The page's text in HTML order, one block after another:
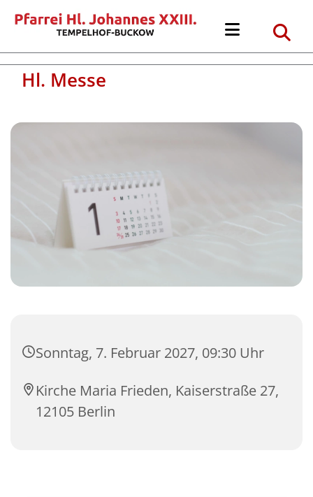
Hl. Messe
Sonntag, 7. Februar 2027, 09:30 Uhr
Kirche Maria Frieden, Kaiserstraße 27,
12105 Berlin